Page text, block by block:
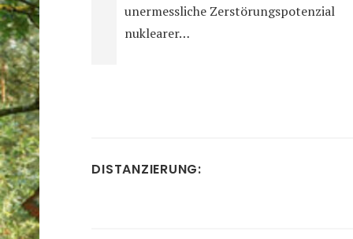
unermessliche Zerstörungspotenzial
nuklearer…
DISTANZIERUNG: